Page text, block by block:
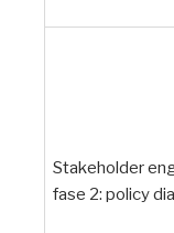
Stakeholder
fase 2: policy